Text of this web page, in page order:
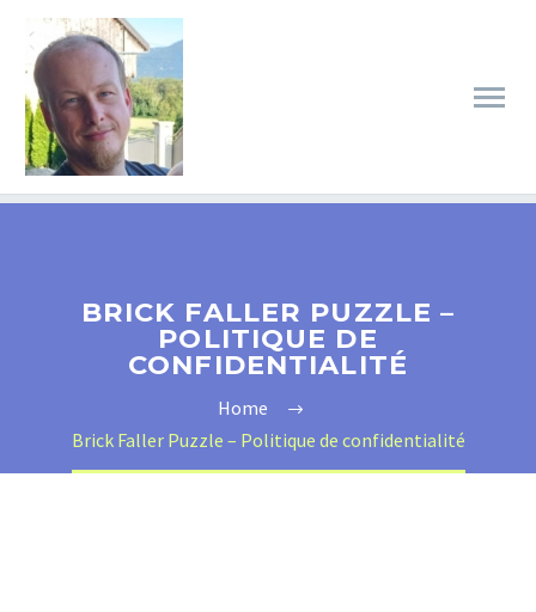
BRICK FALLER PUZZLE –
POLITIQUE DE
CONFIDENTIALITÉ
Home
Brick Faller Puzzle – Politique de confidentialité